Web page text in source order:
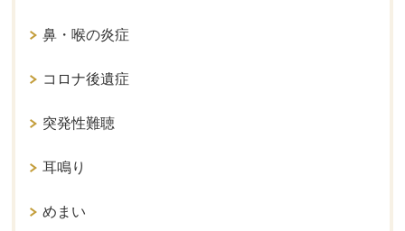
鼻・喉の炎症
コロナ後遺症
突発性難聴
耳鳴り
めまい